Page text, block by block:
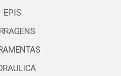
EPIS